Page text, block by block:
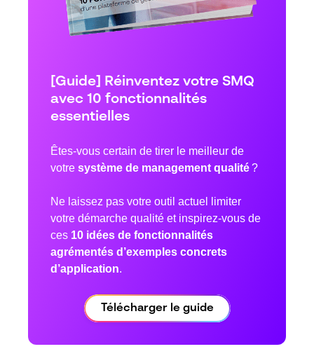
[Guide] Réinventez votre SMQ
avec 10 fonctionnalités
essentielles
Êtes-vous certain de tirer le meilleur de
votre système de management qualité?
Ne laissez pas votre outil actuel limiter
votre démarche qualité et inspirez-vous de
ces 10 idées de fonctionnalités
agrémentés d’exemples concrets
d’application.
Télécharger le guide